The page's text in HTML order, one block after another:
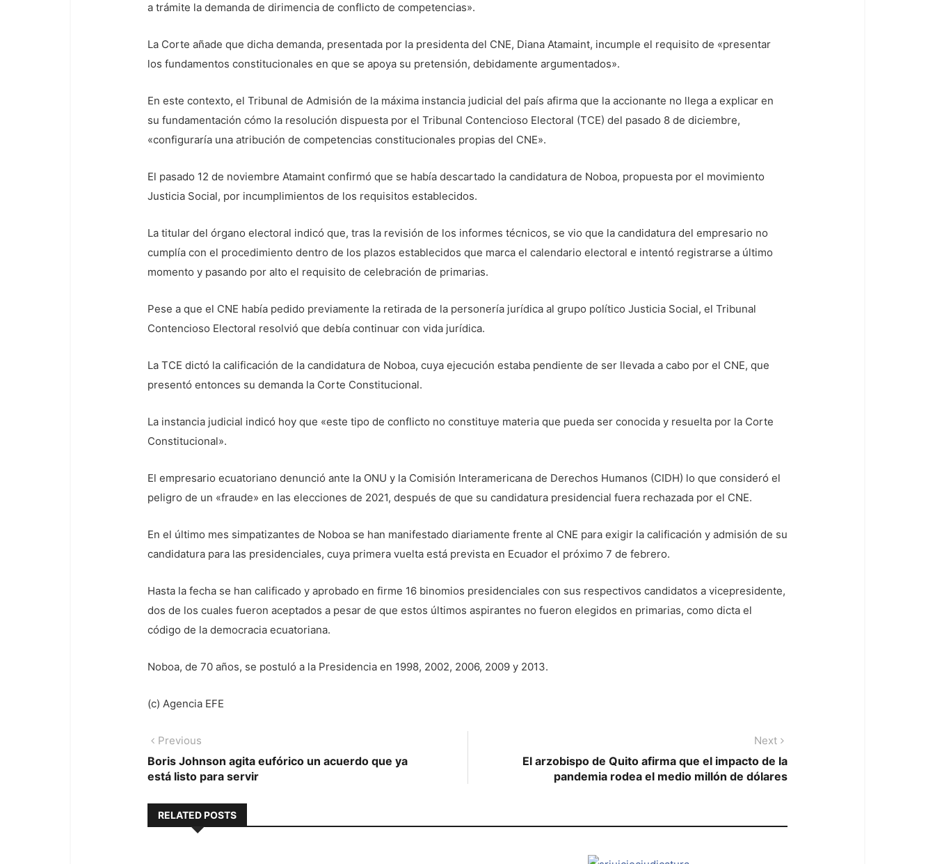
a trámite la demanda de dirimencia de conflicto de competencias».
La Corte añade que dicha demanda, presentada por la presidenta del CNE, Diana Atamaint, incumple el requisito de «presentar
los fundamentos constitucionales en que se apoya su pretensión, debidamente argumentados».
En este contexto, el Tribunal de Admisión de la máxima instancia judicial del país afirma que la accionante no llega a explicar en
su fundamentación cómo la resolución dispuesta por el Tribunal Contencioso Electoral (TCE) del pasado 8 de diciembre,
«configuraría una atribución de competencias constitucionales propias del CNE».
El pasado 12 de noviembre Atamaint confirmó que se había descartado la candidatura de Noboa, propuesta por el movimiento
Justicia Social, por incumplimientos de los requisitos establecidos.
La titular del órgano electoral indicó que, tras la revisión de los informes técnicos, se vio que la candidatura del empresario no
cumplía con el procedimiento dentro de los plazos establecidos que marca el calendario electoral e intentó registrarse a último
momento y pasando por alto el requisito de celebración de primarias.
Pese a que el CNE había pedido previamente la retirada de la personería jurídica al grupo político Justicia Social, el Tribunal
Contencioso Electoral resolvió que debía continuar con vida jurídica.
La TCE dictó la calificación de la candidatura de Noboa, cuya ejecución estaba pendiente de ser llevada a cabo por el CNE, que
presentó entonces su demanda la Corte Constitucional.
La instancia judicial indicó hoy que «este tipo de conflicto no constituye materia que pueda ser conocida y resuelta por la Corte
Constitucional».
El empresario ecuatoriano denunció ante la ONU y la Comisión Interamericana de Derechos Humanos (CIDH) lo que consideró el
peligro de un «fraude» en las elecciones de 2021, después de que su candidatura presidencial fuera rechazada por el CNE.
En el último mes simpatizantes de Noboa se han manifestado diariamente frente al CNE para exigir la calificación y admisión de su
candidatura para las presidenciales, cuya primera vuelta está prevista en Ecuador el próximo 7 de febrero.
Hasta la fecha se han calificado y aprobado en firme 16 binomios presidenciales con sus respectivos candidatos a vicepresidente,
dos de los cuales fueron aceptados a pesar de que estos últimos aspirantes no fueron elegidos en primarias, como dicta el
código de la democracia ecuatoriana.
Noboa, de 70 años, se postuló a la Presidencia en 1998, 2002, 2006, 2009 y 2013.
(c) Agencia EFE
Navegación
de
Previous
post:
Boris Johnson agita eufórico un acuerdo que ya
está listo para servir
Next
post:
El arzobispo de Quito afirma que el impacto de la
pandemia rodea el medio millón de dólares
RELATED POSTS